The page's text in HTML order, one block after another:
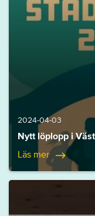
2024-04-03
Nytt löplopp i
Läs mer